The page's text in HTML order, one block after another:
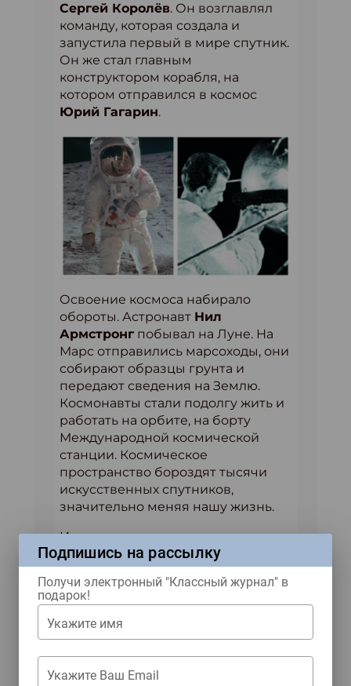
Сергей Королёв. Он возглавлял
команду, которая создала и
запустила первый в мире спутник.
Он же стал главным
конструктором корабля, на
котором отправился в космос
Юрий Гагарин.
Освоение космоса набирало
обороты. Астронавт Нил
Армстронг побывал на Луне. На
Марс отправились марсоходы, они
собирают образцы грунта и
передают сведения на Землю.
Космонавты стали подолгу жить и
работать на орбите, на борту
Международной космической
станции. Космическое
пространство бороздят тысячи
искусственных спутников,
значительно меняя нашу жизнь.
И даже представить сложно,
сколько нового нас ещё ждёт
впереди!
Материал из «Классного
Подробнее о номере:
Подпишись на рассылку
Получи электронный "Классный журнал" в
подарок!
Укажите имя
Укажите Ваш Email